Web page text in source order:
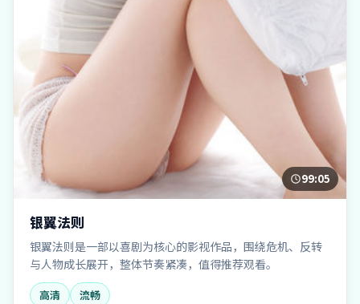
99:05
银翼法则
银翼法则是一部以喜剧为核心的影视作品，围绕危机、反转
与人物成长展开，整体节奏紧凑，值得推荐观看。
高清
流畅